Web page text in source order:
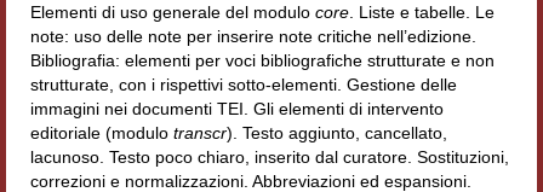
Lo studium aretino del ‘200
DIGIMED
Eurasian Latin Archive
Rammses
Elementi di uso generale del modulo core . Liste e tabelle. Le
note: uso delle note per inserire note critiche nell’edizione.
Bibliografia: elementi per voci bibliografiche strutturate e non
strutturate, con i rispettivi sotto-elementi. Gestione delle
immagini nei documenti TEI. Gli elementi di intervento
editoriale (modulo transcr). Testo aggiunto, cancellato,
lacunoso. Testo poco chiaro, inserito dal curatore. Sostituzioni,
correzioni e normalizzazioni. Abbreviazioni ed espansioni.